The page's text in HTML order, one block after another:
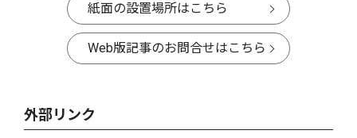
紙面の設置場所はこちら
Web版記事のお問合せはこちら
外部リンク